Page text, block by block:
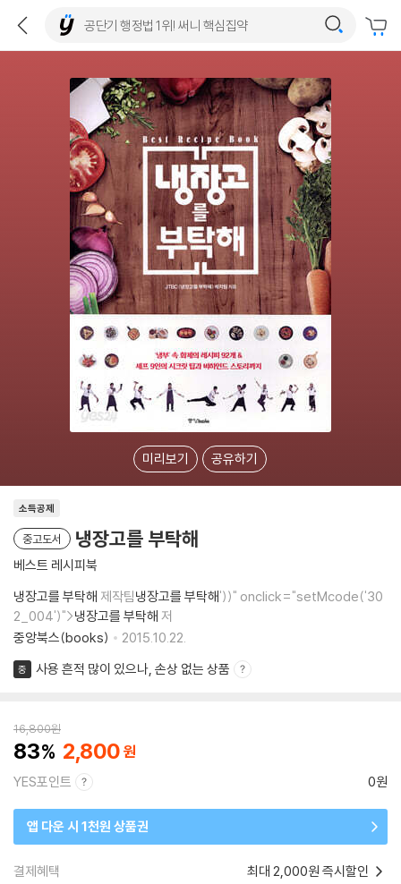
미리보기 공유하기
소득공제
중고도서 냉장고를 부탁해
베스트 레시피북
냉장고를 부탁해 제작팀냉장고를 부탁해'))" onclick="setMcode('30
2_004')">냉장고를 부탁해 저
중앙북스(books)
2015.10.22.
중 사용 흔적 많이 있으나, 손상 없는 상품
16,800원
83 2,800
YES포인트 0원
앱 다운 시 1천원 상품권
결제혜택 최대 2,000원 즉시할인